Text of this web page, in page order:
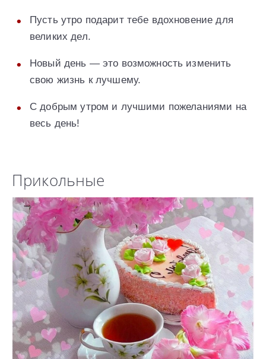
Пусть утро подарит тебе вдохновение для
великих дел.
Новый день — это возможность изменить
свою жизнь к лучшему.
С добрым утром и лучшими пожеланиями на
весь день!
Прикольные